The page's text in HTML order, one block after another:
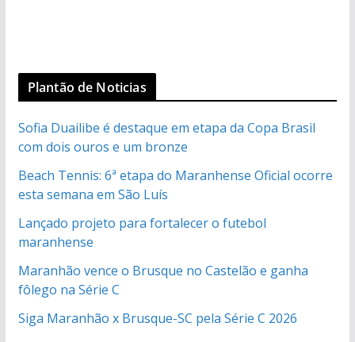
Plantão de Noticias
Sofia Duailibe é destaque em etapa da Copa Brasil
com dois ouros e um bronze
Beach Tennis: 6ª etapa do Maranhense Oficial ocorre
esta semana em São Luís
Lançado projeto para fortalecer o futebol
maranhense
Maranhão vence o Brusque no Castelão e ganha
fôlego na Série C
Siga Maranhão x Brusque-SC pela Série C 2026